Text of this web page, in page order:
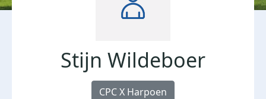
Stijn Wildeboer
CPC X Harpoen